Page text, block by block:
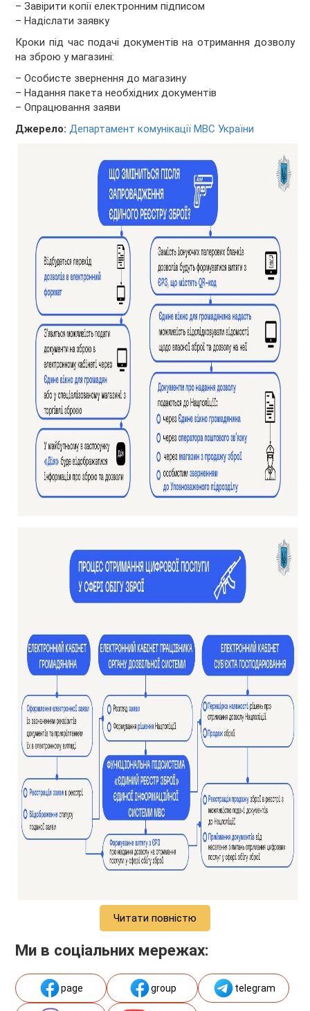
– Завірити копії електронним підписом
– Надіслати заявку
Кроки під час подачі документів на отримання дозволу
на зброю у магазині:
– Особисте звернення до магазину
– Надання пакета необхідних документів
– Опрацювання заяви
Джерело:Департамент комунікації МВС України
Читати повністю
Ми в соціальних мережах:
page group telegram